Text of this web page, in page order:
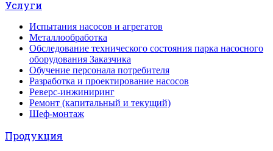
Услуги
Испытания насосов и агрегатов
Металлообработка
Обследование технического состояния парка насосного
оборудования Заказчика
Обучение персонала потребителя
Разработка и проектирование насосов
Реверс-инжиниринг
Ремонт (капитальный и текущий)
Шеф-монтаж
Продукция